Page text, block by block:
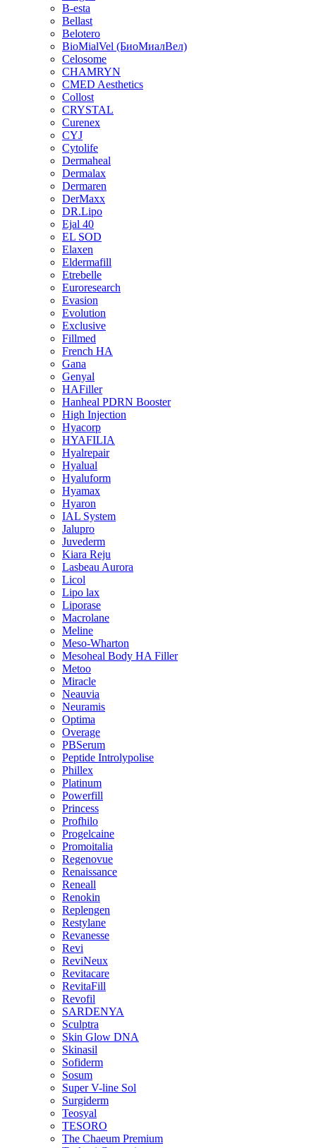
B-esta
Bellast
Belotero
BioMialVel (БиоМиалВел)
Celosome
CHAMRYN
CMED Aesthetics
Collost
CRYSTAL
Curenex
CYJ
Cytolife
Dermaheal
Dermalax
Dermaren
DerMaxx
DR.Lipo
Ejal 40
EL SOD
Elaxen
Eldermafill
Etrebelle
Euroresearch
Evasion
Evolution
Exclusive
Fillmed
French HA
Gana
Genyal
HAFiller
Hanheal PDRN Booster
High Injection
Hyacorp
HYAFILIA
Hyalrepair
Hyalual
Hyaluform
Hyamax
Hyaron
IAL System
Jalupro
Juvederm
Kiara Reju
Lasbeau Aurora
Licol
Lipo lax
Liporase
Macrolane
Meline
Meso-Wharton
Mesoheal Body HA Filler
Metoo
Miracle
Neauvia
Neuramis
Optima
Overage
PBSerum
Peptide Introlypolise
Phillex
Platinum
Powerfill
Princess
Profhilo
Progelcaine
Promoitalia
Regenovue
Renaissance
Reneall
Renokin
Replengen
Restylane
Revanesse
Revi
ReviNeux
Revitacare
RevitaFill
Revofil
SARDENYA
Sculptra
Skin Glow DNA
Skinasil
Sofiderm
Sosum
Super V-line Sol
Surgiderm
Teosyal
TESORO
The Chaeum Premium